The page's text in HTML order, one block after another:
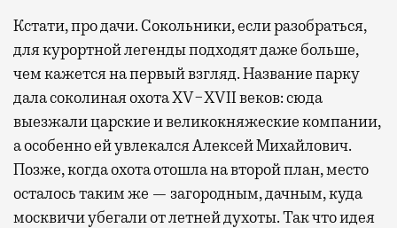
Кстати, про дачи. Сокольники, если разобраться,
для курортной легенды подходят даже больше,
чем кажется на первый взгляд. Название парку
дала соколиная охота XV−XVII веков: сюда
выезжали царские и великокняжеские компании,
а особенно ей увлекался Алексей Михайлович.
Позже, когда охота отошла на второй план, место
осталось таким же — загородным, дачным, куда
москвичи убегали от летней духоты. Так что идея